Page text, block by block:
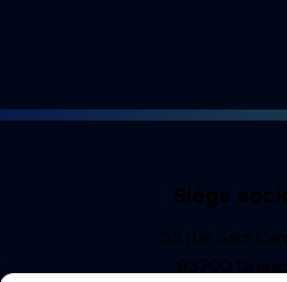
Siège
55 rue Sadi
93700